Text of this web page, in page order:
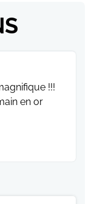
!!!
en or